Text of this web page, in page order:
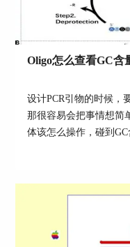
关系造成的方向性错
Oligo怎么查看GC含
设计PCR引物的时候，
那很容易会把事情想简
体该怎么操作，碰到
还得把Tm值、引物长
版本来讲一讲，其它版
针，顺带着还能帮你去
度，以及那些悄悄藏着